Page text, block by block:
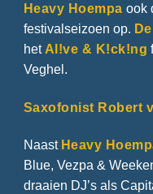
Heavy Hoempa ook
festivalseizoen op.
het Al!ve & K!ck!ng
Veghel.
Saxofonist Robert
Naast Heavy
Blue, Vezpa &
draaien DJ’s als